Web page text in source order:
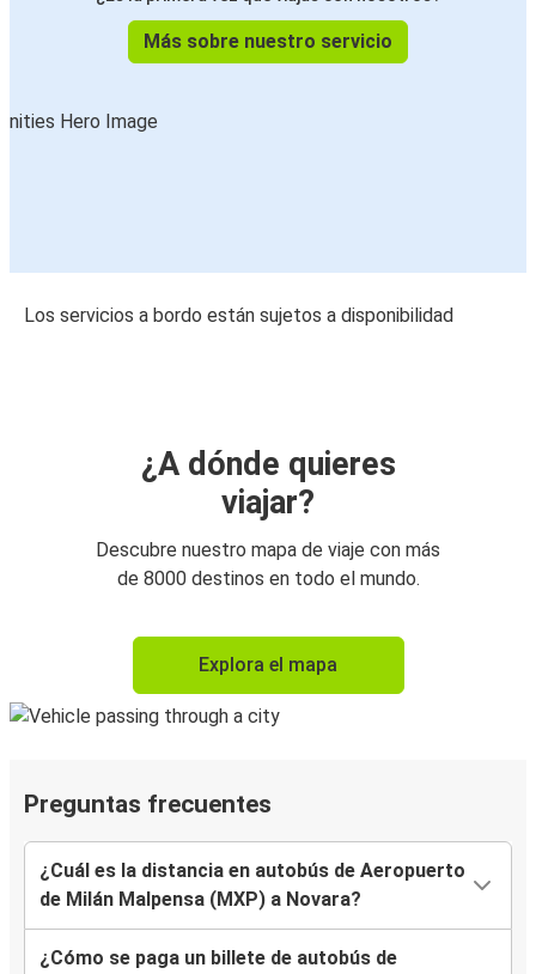
Más sobre nuestro servicio
Los servicios a bordo están sujetos a disponibilidad
¿A dónde quieres
viajar?
Descubre nuestro mapa de viaje con más
de 8000 destinos en todo el mundo.
Explora el mapa
Preguntas frecuentes
¿Cuál es la distancia en autobús de Aeropuerto
de Milán Malpensa (MXP) a Novara?
¿Cómo se paga un billete de autobús de